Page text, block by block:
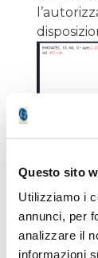
Questo sito
Utilizziamo i
annunci, per
analizzare il
informazioni
Il